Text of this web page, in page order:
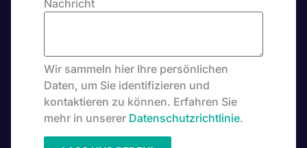
Nachricht
Wir sammeln hier Ihre persönlichen
Daten, um Sie identifizieren und
kontaktieren zu können. Erfahren Sie
mehr in unserer Datenschutzrichtlinie.